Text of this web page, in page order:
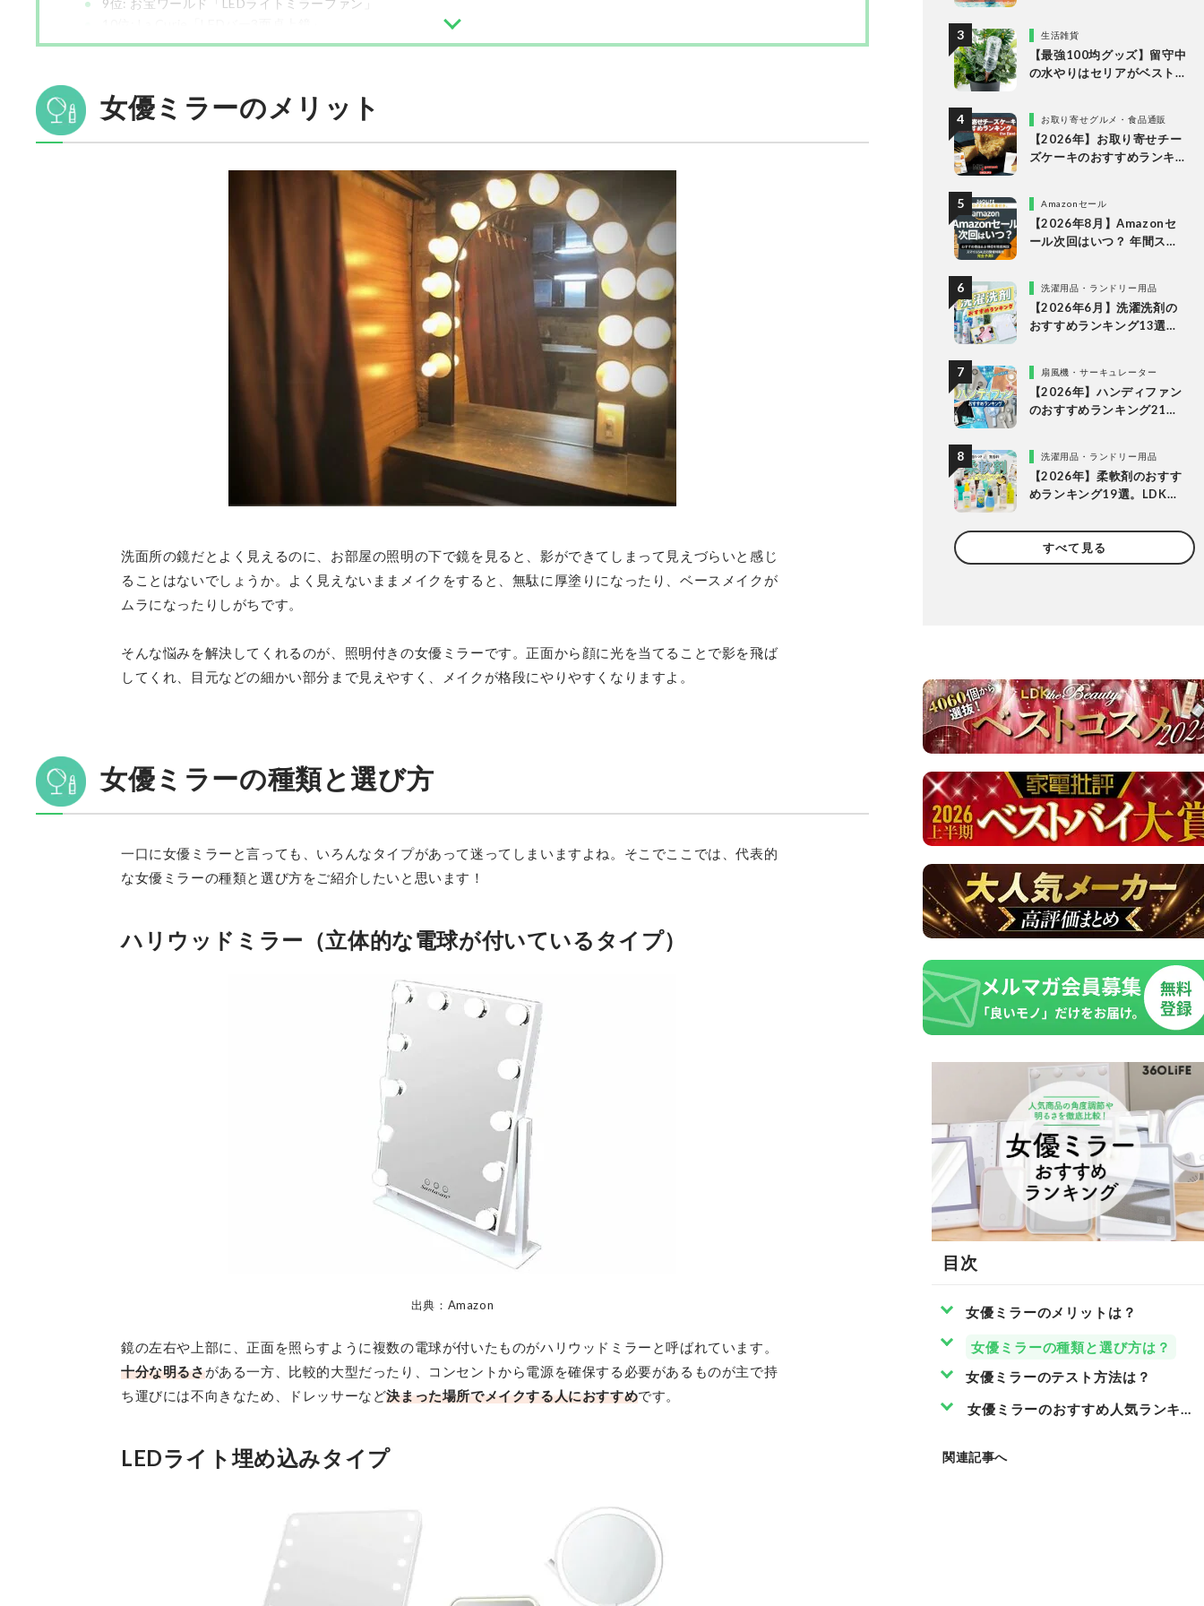
9位: お宝ワールド「LEDライトミラーファン」
女優ミラーのメリット
洗面所の鏡だとよく見えるのに、お部屋の照明の下で鏡を見ると、影ができてしまって見えづらいと感じ
ることはないでしょうか。よく見えないままメイクをすると、無駄に厚塗りになったり、ベースメイクが
ムラになったりしがちです。
そんな悩みを解決してくれるのが、照明付きの女優ミラーです。正面から顔に光を当てることで影を飛ば
してくれ、目元などの細かい部分まで見えやすく、メイクが格段にやりやすくなりますよ。
女優ミラーの種類と選び方
一口に女優ミラーと言っても、いろんなタイプがあって迷ってしまいますよね。そこでここでは、代表的
な女優ミラーの種類と選び方をご紹介したいと思います！
ハリウッドミラー（立体的な電球が付いているタイプ）
出典：Amazon
鏡の左右や上部に、正面を照らすように複数の電球が付いたものがハリウッドミラーと呼ばれています。
十分な明るさがある一方、比較的大型だったり、コンセントから電源を確保する必要があるものが主で持
ち運びには不向きなため、ドレッサーなど決まった場所でメイクする人におすすめです。
LEDライト埋め込みタイプ
比較生活雑貨
【最強100均グッズ】留守中
の水やりはセリアがベスト
お取り寄せグルメ・食品通販
【2026年】お取り寄せチー
ズケーキのおすすめランキ
Amazonセール
【2026年8月】Amazonセ
ール次回はいつ？ 年間スケ
洗濯用品・ランドリー用品
【2026年6月】洗濯洗剤の
おすすめランキング13選。
検証扇風機・サーキュレーター
【2026年】ハンディファン
のおすすめランキング21
比較洗濯用品・ランドリー用品
【2026年】柔軟剤のおすす
めランキング19選。LDKが
品を徹底比較
すべて見る
目次
女優ミラーのメリットは？
女優ミラーの種類と選び方は？
女優ミラーのテスト方法は？
女優ミラーのおすすめ人気ランキン
関連記事へ